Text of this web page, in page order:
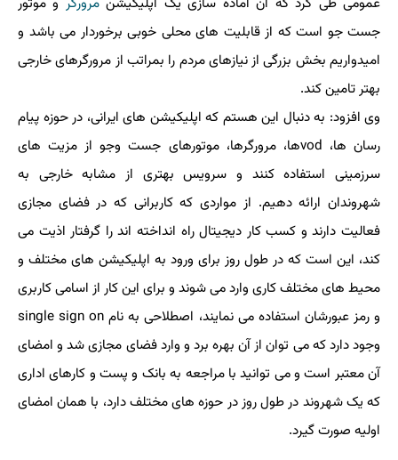
جست جو است که از قابلیت های محلی خوبی برخوردار می باشد و
امیدواریم بخش بزرگی از نیازهای مردم را بمراتب از مرورگرهای خارجی
بهتر تامین کند.
وی افزود: به دنبال این هستم که اپلیکیشن های ایرانی، در حوزه پیام
رسان ها، vodها، مرورگرها، موتورهای جست وجو از مزیت های
سرزمینی استفاده کنند و سرویس بهتری از مشابه خارجی به
شهروندان ارائه دهیم. از مواردی که کاربرانی که در فضای مجازی
فعالیت دارند و کسب کار دیجیتال راه انداخته اند را گرفتار اذیت می
کند، این است که در طول روز برای ورود به اپلیکیشن های مختلف و
محیط های مختلف کاری وارد می شوند و برای این کار از اسامی کاربری
و رمز عبورشان استفاده می نمایند، اصطلاحی به نام single sign on
وجود دارد که می توان از آن بهره برد و وارد فضای مجازی شد و امضای
آن معتبر است و می توانید با مراجعه به بانک و پست و کارهای اداری
که یک شهروند در طول روز در حوزه های مختلف دارد، با همان امضای
اولیه صورت گیرد.